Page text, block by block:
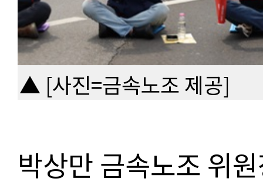
▲ [사진=금속노조 제공]
박상만 금속노조 위